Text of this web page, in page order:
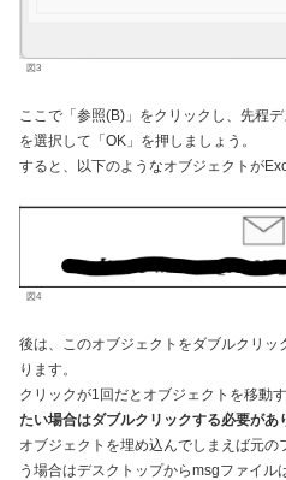
図3
ここで「参照(B)」をクリックし、先程
を選択して「OK」を押しましょう。
すると、以下のようなオブジェクトが
図4
後は、このオブジェクトをダブルクリ
ります。
クリックが1回だとオブジェクトを移動
たい場合はダブルクリックする必要があ
オブジェクトを埋め込んでしまえば元
う場合はデスクトップからmsgファイル